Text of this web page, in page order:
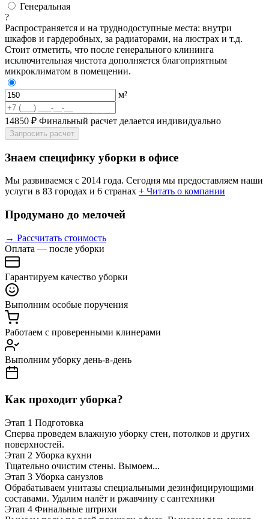
Генеральная
?
Распространяется и на труднодоступные места: внутри
шкафов и гардеробных, за радиаторами, на люстрах и т.д.
Стоит отметить, что после генерального клининга
исключительная чистота дополняется благоприятным
микроклиматом в помещении.
м²
14850 ₽ Финальный расчет делается индивидуально
Запросить расчет
Знаем специфику уборки в офисе
Мы развиваемся с 2014 года. Сегодня мы предоставляем наши
услуги в 83 городах и 6 странах + Читать о компании
Продумано до мелочей
→ Рассчитать стоимость
Оплата — после уборки
Гарантируем качество уборки
Выполним особые поручения
Работаем с проверенными клинерами
Выполним уборку день-в-день
Как проходит уборка?
Этап 1 Подготовка
Сперва проведем влажную уборку стен, потолков и других
поверхностей.
Этап 2 Уборка кухни
Тщательно очистим стены. Вымоем...
Этап 3 Уборка санузлов
Обрабатываем унитазы специальными дезинфицирующими
составами. Удалим налёт и ржавчину с сантехники
Этап 4 Финальные штрихи